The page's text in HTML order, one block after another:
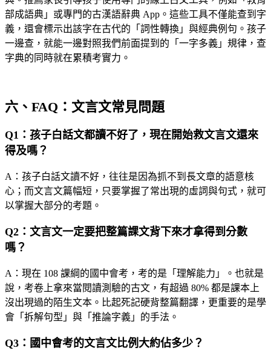
部成語典」或專門的古漢語辭典 App。這些工具不僅能查到字
義，還會標示出該字在古代的「詞性轉換」與經典例句。孩子
一邊查，就能一邊對照我們前面提到的「一字多義」規律，查
字典的同時就在累積考實力。
六、FAQ：文言文常見問題
Q1：孩子白話文都讀不好了，現在開始救文言文還來
得及嗎？
A：孩子白話文讀不好，往往是因為抓不到長文章的語意核
心；而文言文篇幅短，只要掌握了常出現的虛詞與句式，就可
以掌握大部分的考題。
Q2：文言文一定要把整篇課文背下來才拿得到分數
嗎？
A：現在 108 課綱的國中會考，考的是「理解能力」。也就是
說，考卷上拿來當閱讀測驗的古文，有超過 80% 都是課本上
沒出現過的陌生文本。比起死記硬背整篇翻譯，更重要的是學
會「拆解句型」與「推論字義」的手法。
Q3：國中會考的文言文比例大約佔多少？